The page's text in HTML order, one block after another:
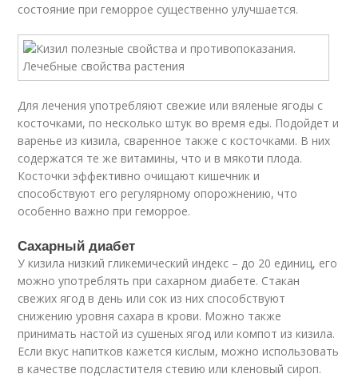
состояние при геморрое существенно улучшается.
Для лечения употребляют свежие или вяленые ягоды с
косточками, по несколько штук во время еды. Подойдет и
варенье из кизила, сваренное также с косточками. В них
содержатся те же витамины, что и в мякоти плода.
Косточки эффективно очищают кишечник и
способствуют его регулярному опорожнению, что
особенно важно при геморрое.
Сахарный диабет
У кизила низкий гликемический индекс – до 20 единиц, его
можно употреблять при сахарном диабете. Стакан
свежих ягод в день или сок из них способствуют
снижению уровня сахара в крови. Можно также
принимать настой из сушеных ягод или компот из кизила.
Если вкус напитков кажется кислым, можно использовать
в качестве подсластителя стевию или кленовый сироп.